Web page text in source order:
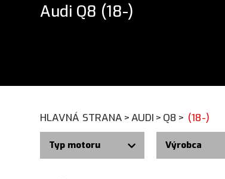
Audi Q8 (18-)
HLAVNÁ STRANA >AUDI > Q8 > (18-)
Typ motoru Výrobca